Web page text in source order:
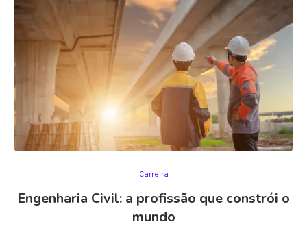
Carreira
Engenharia Civil: a profissão que constrói o
mundo